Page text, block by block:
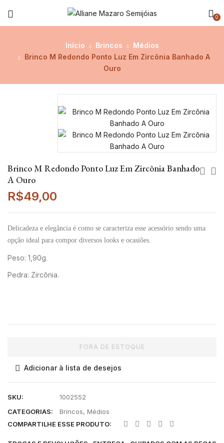
0
Início Brincos
Médios
Brinco M Redondo Ponto Luz Em Zircônia Banhado A
Ouro
Brinco M Redondo Ponto Luz Em Zircônia Banhado
A Ouro
R$49,00
Delicadeza e elegância é como se caracteriza esse acessório sendo uma
opção ideal para compor diversos looks e ocasiões.
Peso: 1,90g.
Pedra: Zircônia.
FORA DE ESTOQUE
Adicionar à lista de desejos
SKU:
1002552
CATEGORIAS:
Brincos, Médios
COMPARTILHE ESSE PRODUTO: